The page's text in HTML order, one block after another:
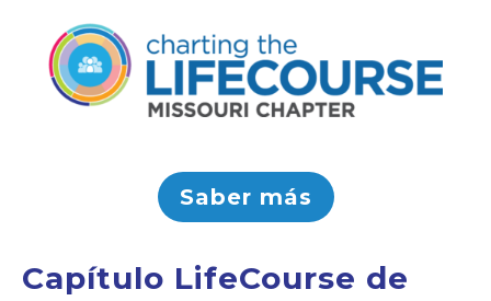
Saber más
Capítulo LifeCourse de